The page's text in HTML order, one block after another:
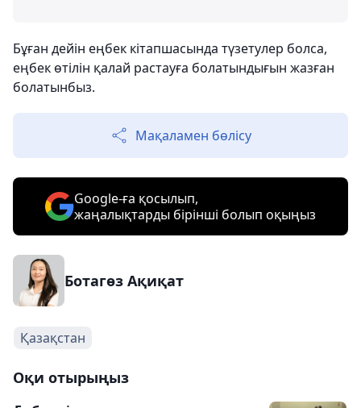
Бұған дейін еңбек кітапшасында түзетулер болса,
еңбек өтілін қалай растауға болатындығын жазған
болатынбыз.
Мақаламен бөлісу
Google-ға қосылып,
жаңалықтарды бірінші болып оқыңыз
Ботагөз Ақиқат
Қазақстан
Оқи отырыңыз